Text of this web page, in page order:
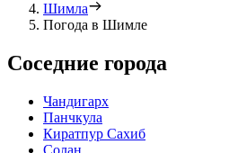
Шимла
Погода в Шимле
Соседние города
Чандигарх
Панчкула
Киратпур Сахиб
Солан